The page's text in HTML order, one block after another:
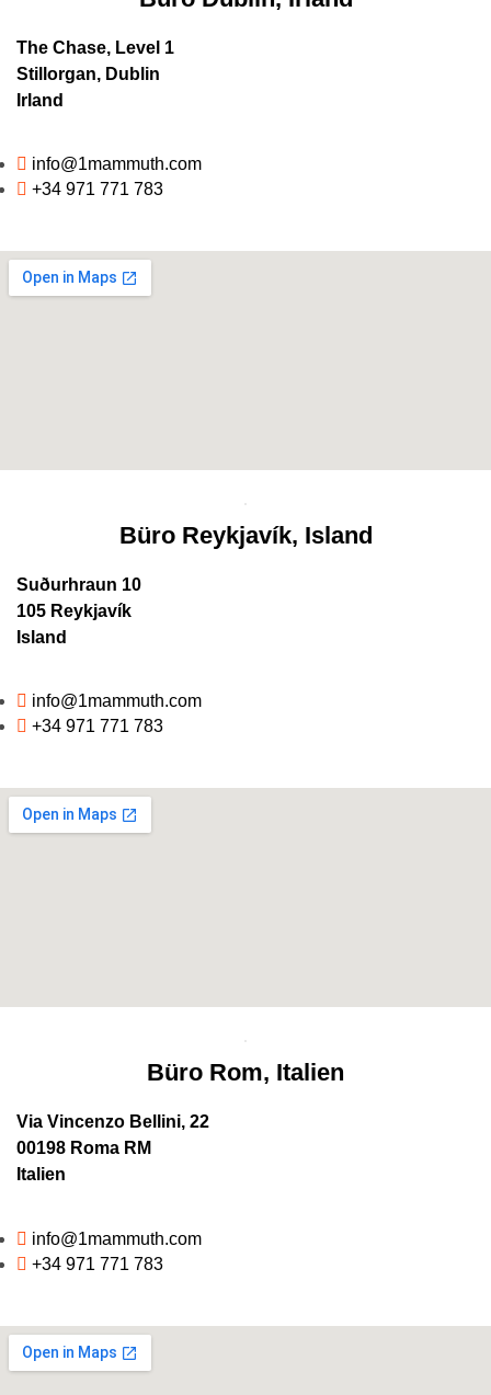
The Chase, Level 1
Stillorgan, Dublin
Irland
info@1mammuth.com
+34 971 771 783
Büro Reykjavík, Island
Suðurhraun 10
105 Reykjavík
Island
info@1mammuth.com
+34 971 771 783
Büro Rom, Italien
Via Vincenzo Bellini, 22
00198 Roma RM
Italien
info@1mammuth.com
+34 971 771 783